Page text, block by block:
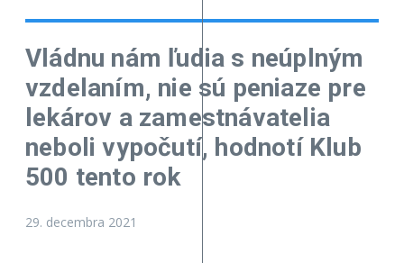
Vládnu nám ľudia s neúplným
vzdelaním, nie sú peniaze pre
lekárov a zamestnávatelia
neboli vypočutí, hodnotí Klub
500 tento rok
29. decembra 2021